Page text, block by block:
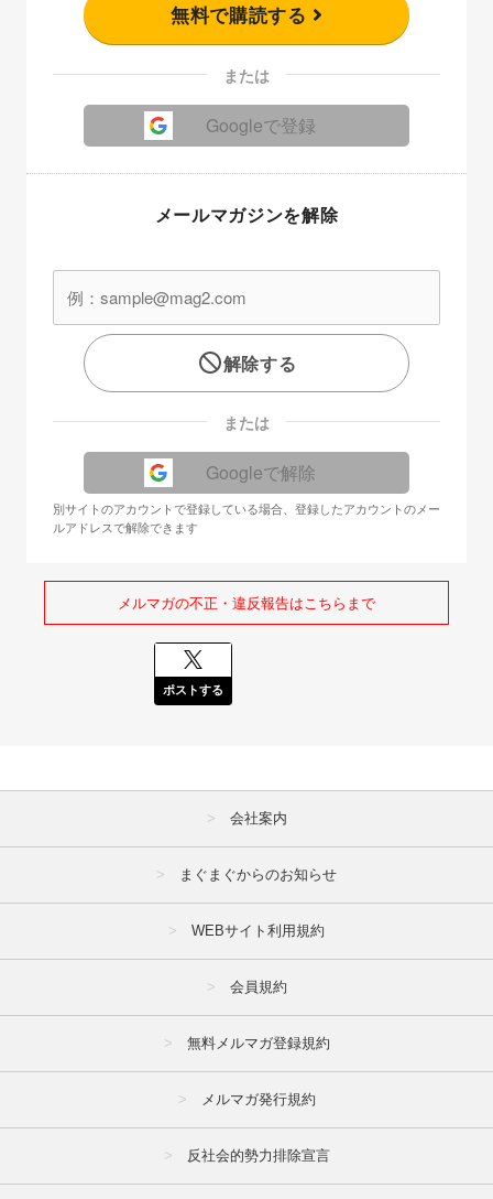
無料で購読する
または
Googleで登録
メールマガジンを解除
解除する
または
Googleで解除
別サイトのアカウントで登録している場合、登録したアカウントのメー
ルアドレスで解除できます
メルマガの不正・違反報告はこちらまで
ポストする
会社案内
まぐまぐからのお知らせ
WEBサイト利用規約
会員規約
無料メルマガ登録規約
メルマガ発行規約
反社会的勢力排除宣言